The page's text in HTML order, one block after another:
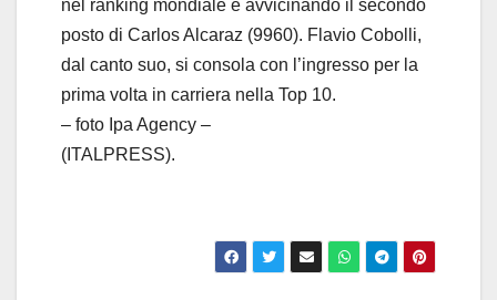
nel ranking mondiale e avvicinando il secondo
posto di Carlos Alcaraz (9960). Flavio Cobolli,
dal canto suo, si consola con l’ingresso per la
prima volta in carriera nella Top 10.
– foto Ipa Agency –
(ITALPRESS).